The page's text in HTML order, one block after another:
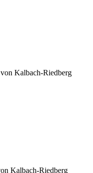
von Kalbach-Riedberg
Kalbach-Riedberg